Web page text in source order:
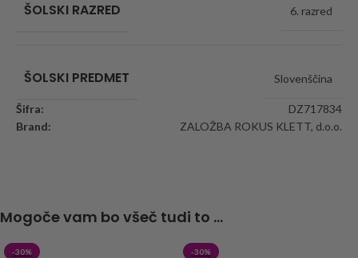
ŠOLSKI RAZRED
6. razred
ŠOLSKI PREDMET Slovenščina
Šifra:
DZ717834
Brand:
ZALOŽBA ROKUS KLETT, d.o.o.
Mogoče vam bo všeč tudi to ...
-30% -30%